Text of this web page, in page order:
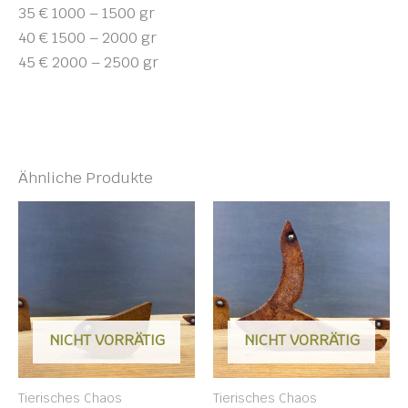
35 € 1000 – 1500 gr
40 € 1500 – 2000 gr
45 € 2000 – 2500 gr
Ähnliche Produkte
NICHT VORRÄTIG
Tierisches Chaos
NICHT VORRÄTIG
Tierisches Chaos